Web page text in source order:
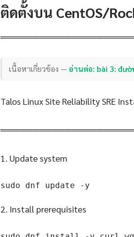
ติดตั้งบน CentOS/
เนื้อหาเกี่ยวข้อง —อ่านต่อ: bài 3:
Talos Linux Site Reliability SRE
1. Update system
sudo dnf update -y
2. Install prerequisites